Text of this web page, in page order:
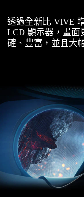
特
VIVE™
台
灣
透過全新比 VIVE
LCD 顯示器，畫面
確、豐富，並且大